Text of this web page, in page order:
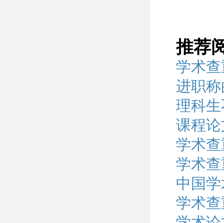
推荐
学术
进职
理科
课程
学术
学术
中国
学术